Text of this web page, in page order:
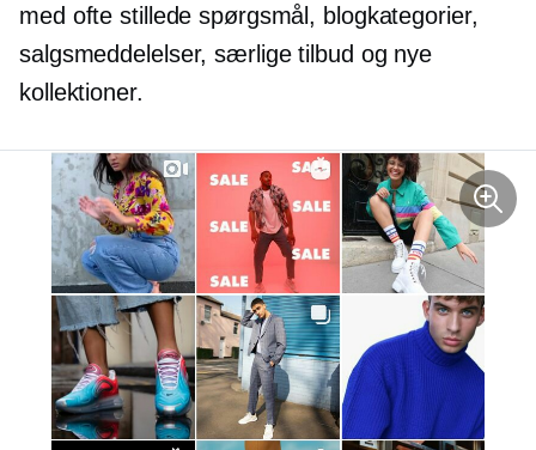
med ofte stillede spørgsmål, blogkategorier,
salgsmeddelelser, særlige tilbud og nye
kollektioner.